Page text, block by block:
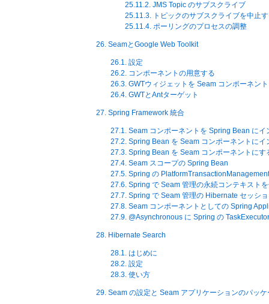
25.11.2. JMS Topic のサブスクライブ
25.11.3. トピックのサブスクライブを中止
25.11.4. ポーリングのプロセスの調整
26. SeamとGoogle Web Toolkit
26.1. 設定
26.2. コンポーネントの用意する
26.3. GWTウィジェットを Seam コンポーネン
26.4. GWTとAntターゲット
27. Spring Framework 統合
27.1. Seam コンポーネントを Spring Bean にイ
27.2. Spring Bean を Seam コンポーネントにイ
27.3. Spring Bean を Seam コンポーネントにす
27.4. Seam スコープの Spring Bean
27.5. Spring の
27.6. Spring で Seam 管理の永続コンテキスト
27.7. Spring で Seam 管理の Hibernate セッシ
27.8. Seam コンポーネントとしての Spring
27.9. @Asynchronous に Spring の
28. Hibernate Search
28.1. はじめに
28.2. 設定
28.3. 使い方
29. Seam の設定と Seam アプリケーションのパッケ